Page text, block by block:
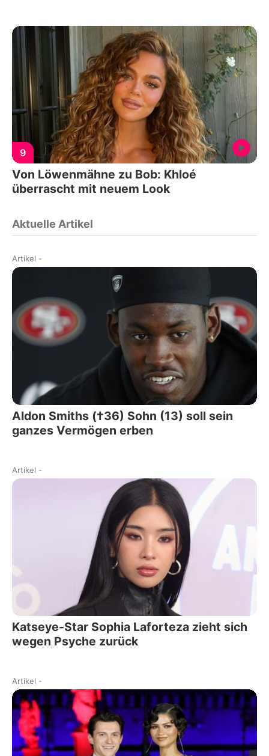
9
Von Löwenmähne zu Bob: Khloé
überrascht mit neuem Look
Aktuelle Artikel
Artikel -
Aldon Smiths (†36) Sohn (13) soll sein
ganzes Vermögen erben
Artikel -
Katseye-Star Sophia Laforteza zieht sich
wegen Psyche zurück
Artikel -